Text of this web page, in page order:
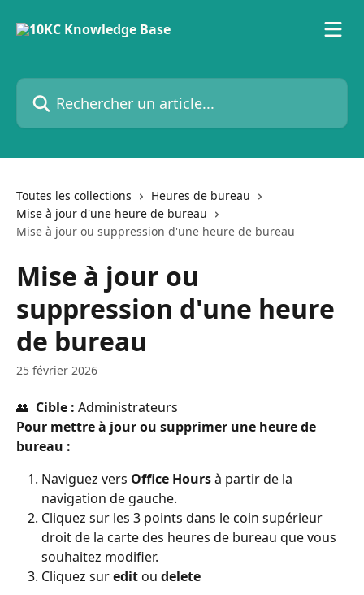
Rechercher un article...
Toutes les collections
Heures de bureau
Mise à jour d'une heure de bureau
Mise à jour ou suppression d'une heure de bureau
Mise à jour ou
suppression d'une heure
de bureau
25 février 2026
👥 Cible : Administrateurs
Pour mettre à jour ou supprimer une heure de
bureau :
Naviguez vers Office Hours à partir de la
navigation de gauche.
Cliquez sur les 3 points dans le coin supérieur
droit de la carte des heures de bureau que vous
souhaitez modifier.
Cliquez sur edit ou delete